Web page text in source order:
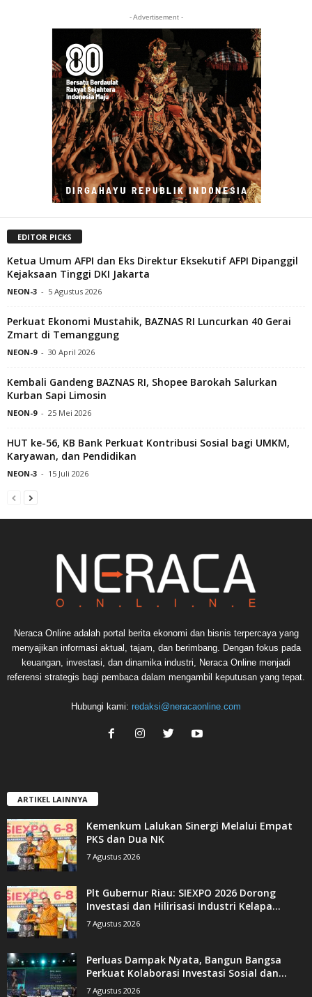
- Advertisement -
EDITOR PICKS
Ketua Umum AFPI dan Eks Direktur Eksekutif AFPI Dipanggil
Kejaksaan Tinggi DKI Jakarta
NEON-3 - 5 Agustus 2026
Perkuat Ekonomi Mustahik, BAZNAS RI Luncurkan 40 Gerai
Zmart di Temanggung
NEON-9 - 30 April 2026
Kembali Gandeng BAZNAS RI, Shopee Barokah Salurkan
Kurban Sapi Limosin
NEON-9 - 25 Mei 2026
HUT ke-56, KB Bank Perkuat Kontribusi Sosial bagi UMKM,
Karyawan, dan Pendidikan
NEON-3 - 15 Juli 2026
Neraca Online adalah portal berita ekonomi dan bisnis terpercaya yang
menyajikan informasi aktual, tajam, dan berimbang. Dengan fokus pada
keuangan, investasi, dan dinamika industri, Neraca Online menjadi
referensi strategis bagi pembaca dalam mengambil keputusan yang tepat.
Hubungi kami: redaksi@neracaonline.com
ARTIKEL LAINNYA
Kemenkum Lalukan Sinergi Melalui Empat
PKS dan Dua NK
7 Agustus 2026
Plt Gubernur Riau: SIEXPO 2026 Dorong
Investasi dan Hilirisasi Industri Kelapa...
7 Agustus 2026
Perluas Dampak Nyata, Bangun Bangsa
Perkuat Kolaborasi Investasi Sosial dan...
7 Agustus 2026